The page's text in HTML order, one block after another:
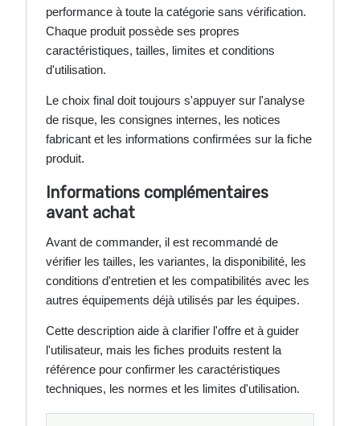
performance à toute la catégorie sans vérification.
Chaque produit possède ses propres
caractéristiques, tailles, limites et conditions
d'utilisation.
Le choix final doit toujours s'appuyer sur l'analyse
de risque, les consignes internes, les notices
fabricant et les informations confirmées sur la fiche
produit.
Informations complémentaires
avant achat
Avant de commander, il est recommandé de
vérifier les tailles, les variantes, la disponibilité, les
conditions d'entretien et les compatibilités avec les
autres équipements déjà utilisés par les équipes.
Cette description aide à clarifier l'offre et à guider
l'utilisateur, mais les fiches produits restent la
référence pour confirmer les caractéristiques
techniques, les normes et les limites d'utilisation.